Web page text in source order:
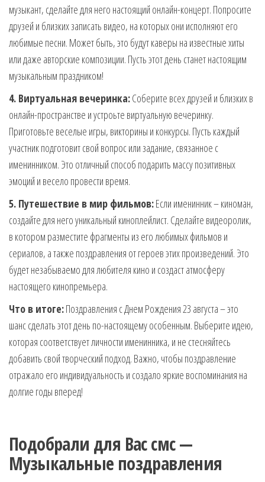
музыкант, сделайте для него настоящий онлайн-концерт. Попросите
друзей и близких записать видео, на которых они исполняют его
любимые песни. Может быть, это будут каверы на известные хиты
или даже авторские композиции. Пусть этот день станет настоящим
музыкальным праздником!
4. Виртуальная вечеринка:Соберите всех друзей и близких в
онлайн-пространстве и устроьте виртуальную вечеринку.
Приготовьте веселые игры, викторины и конкурсы. Пусть каждый
участник подготовит свой вопрос или задание, связанное с
именинником. Это отличный способ подарить массу позитивных
эмоций и весело провести время.
5. Путешествие в мир фильмов:Если именинник – киноман,
создайте для него уникальный киноплейлист. Сделайте видеоролик,
в котором разместите фрагменты из его любимых фильмов и
сериалов, а также поздравления от героев этих произведений. Это
будет незабываемо для любителя кино и создаст атмосферу
настоящего кинопремьера.
Что в итоге:Поздравления с Днем Рождения 23 августа – это
шанс сделать этот день по-настоящему особенным. Выберите идею,
которая соответствует личности именинника, и не стесняйтесь
добавить свой творческий подход. Важно, чтобы поздравление
отражало его индивидуальность и создало яркие воспоминания на
долгие годы вперед!
Подобрали для Вас смс —
Музыкальные поздравления